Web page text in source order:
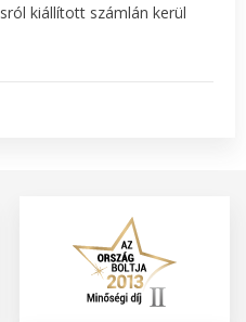
kiállított számlán kerül